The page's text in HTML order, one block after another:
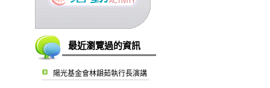
最近瀏覽過的資訊
陽光基金會林韻茹執行長演講